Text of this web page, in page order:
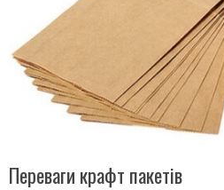
Переваги крафт пакетів